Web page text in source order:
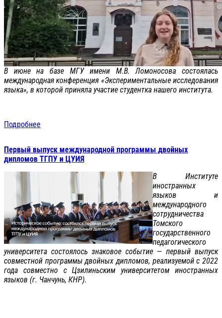
В июне на базе МГУ имени М.В. Ломоносова состоялась
международная конференция «Экспериментальные исследования
языка», в которой приняла участие студентка нашего института.
Подробнее
Первый выпуск международной программы двойных
дипломов ТГПУ и ЦУИЯ
В Институте
иностранных
языков и
международного
сотрудничества
Томского
государственного
педагогического
университета состоялось знаковое событие — первый выпуск
совместной программы двойных дипломов, реализуемой с 2022
года совместно с Цзилиньским университетом иностранных
языков (г. Чанчунь, КНР).